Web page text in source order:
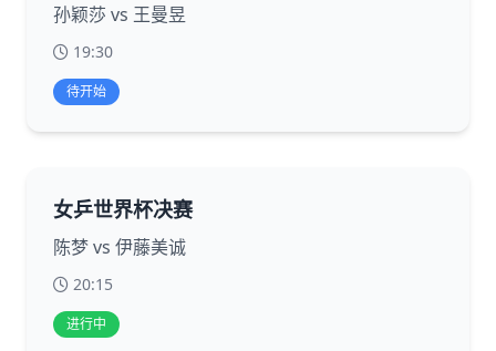
孙颖莎 vs 王曼昱
19:30
待开始
女乒世界杯决赛
陈梦 vs 伊藤美诚
20:15
进行中